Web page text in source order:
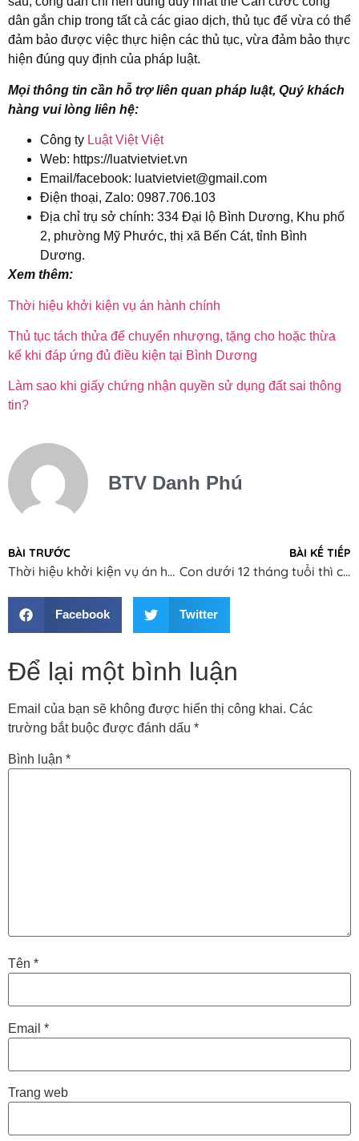
dân gắn chip trong tất cả các giao dịch, thủ tục để vừa có thể
đảm bảo được việc thực hiện các thủ tục, vừa đảm bảo thực
hiện đúng quy định của pháp luật.
Mọi thông tin cần hỗ trợ liên quan pháp luật, Quý khách
hàng vui lòng liên hệ:
Công ty Luật Việt Việt
Web: https://luatvietviet.vn
Email/facebook: luatvietviet@gmail.com
Điện thoại, Zalo: 0987.706.103
Địa chỉ trụ sở chính: 334 Đại lộ Bình Dương, Khu phố
2, phường Mỹ Phước, thị xã Bến Cát, tỉnh Bình
Dương.
Xem thêm:
Thời hiệu khởi kiện vụ án hành chính
Thủ tục tách thửa để chuyển nhượng, tặng cho hoặc thừa
kế khi đáp ứng đủ điều kiện tại Bình Dương
Làm sao khi giấy chứng nhận quyền sử dụng đất sai thông
tin?
BTV Danh Phú
BÀI TRƯỚC
Thời hiệu khởi kiện vụ án hành chính
BÀI KẾ TIẾP
Con dưới 12 tháng tuổi thì chồng có quyền yêu cầu ly hôn không?
Facebook Twitter
Để lại một bình luận
Email của bạn sẽ không được hiển thị công khai. Các
trường bắt buộc được đánh dấu *
Bình luận *
Tên *
Email *
Trang web